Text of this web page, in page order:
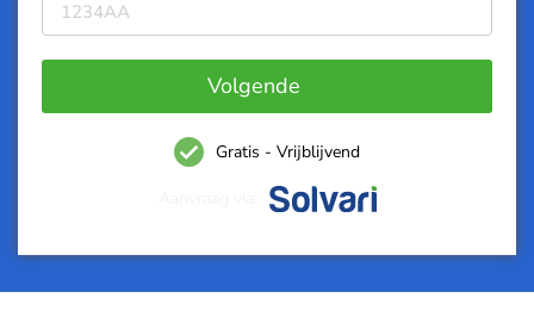
Volgende
Gratis - Vrijblijvend